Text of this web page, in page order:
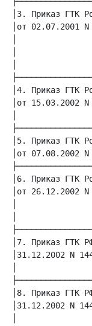
│3. Приказ ГТК
│от
│
│
│
│4. Приказ ГТК
│от
│
│5. Приказ ГТК
│от
│6. Приказ ГТК
│от 26.12.2002
│
│
│7. Приказ ГТК
│31.12.2002 N
│
│8. Приказ ГТК
│31.12.2002 N
│